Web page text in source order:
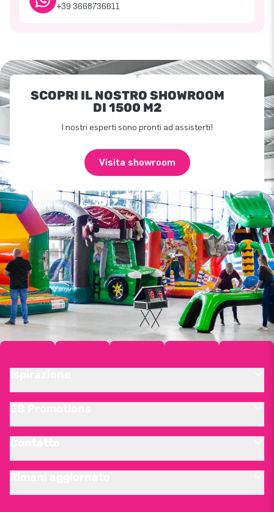
+39 3668736611
SCOPRI IL NOSTRO SHOWROOM
DI 1500 M2
I nostri esperti sono pronti ad assisterti!
Visita showroom